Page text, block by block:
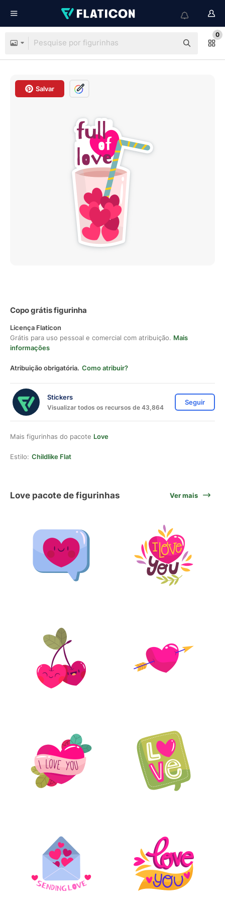
0
Salvar
Copo grátis figurinha
Licença Flaticon
Grátis para uso pessoal e comercial com atribuição. Mais
informações
Atribuição obrigatória. Como atribuir?
Stickers
Visualizar todos os recursos de 43,864
Seguir
Mais figurinhas do pacote Love
Estilo: Childlike Flat
Love pacote de figurinhas Ver mais